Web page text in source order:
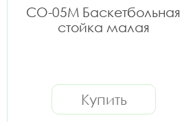
СО-05М Баскетбольная
стойка малая
Купить